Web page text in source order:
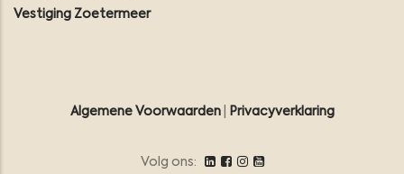
Vestiging Zoetermeer
Algemene Voorwaarden| Privacyverklaring
Volg ons: